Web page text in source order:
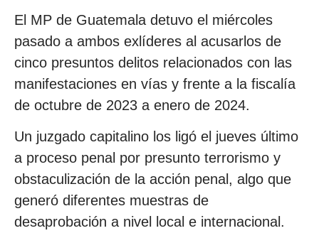
El MP de Guatemala detuvo el miércoles
pasado a ambos exlíderes al acusarlos de
cinco presuntos delitos relacionados con las
manifestaciones en vías y frente a la fiscalía
de octubre de 2023 a enero de 2024.
Un juzgado capitalino los ligó el jueves último
a proceso penal por presunto terrorismo y
obstaculización de la acción penal, algo que
generó diferentes muestras de
desaprobación a nivel local e internacional.